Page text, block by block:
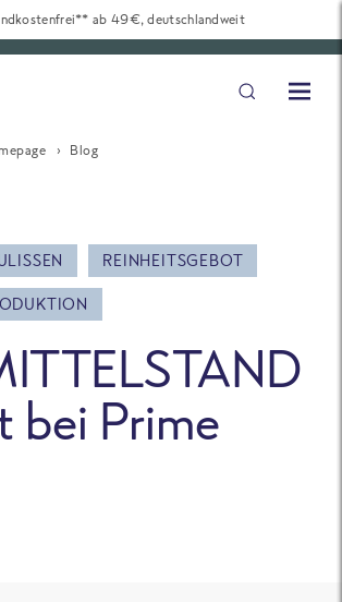
ab 49€, deutschlandweit
Blog
REINHEITSGEBOT
bei Prime